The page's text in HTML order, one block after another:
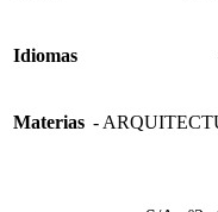
Idiomas
Materias -